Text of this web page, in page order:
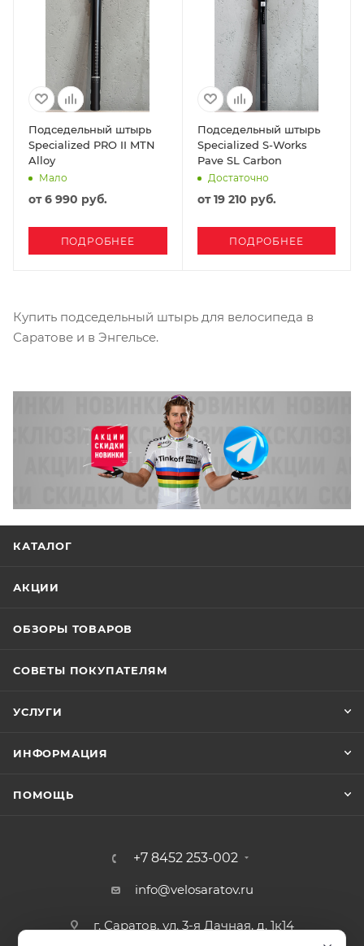
Подседельный штырь
Specialized PRO II MTN
Alloy
Мало
от6 990 руб.
ПОДРОБНЕЕ
Подседельный штырь
Specialized S-Works
Pave SL Carbon
Достаточно
от19 210 руб.
ПОДРОБНЕЕ
Купить подседельный штырь для велосипеда в
Саратове и в Энгельсе.
КАТАЛОГ
АКЦИИ
ОБЗОРЫ ТОВАРОВ
СОВЕТЫ ПОКУПАТЕЛЯМ
УСЛУГИ
ИНФОРМАЦИЯ
ПОМОЩЬ
+7 8452 253-002
info@velosaratov.ru
г. Саратов, ул. 3-я Дачная, д. 1к14